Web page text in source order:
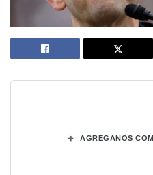
+ AGREGANOS